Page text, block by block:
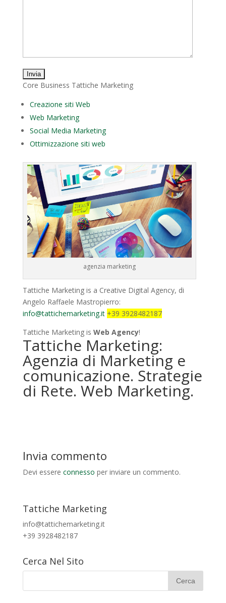
Core Business Tattiche Marketing
Creazione siti Web
Web Marketing
Social Media Marketing
Ottimizzazione siti web
agenzia marketing
Tattiche Marketing is a Creative Digital Agency, di
Angelo Raffaele Mastropierro:
info@tattichemarketing.it +39 3928482187
Tattiche Marketing is Web Agency!
Tattiche Marketing:
Agenzia di Marketing e
comunicazione. Strategie
di Rete. Web Marketing.
Invia commento
Devi essere connesso per inviare un commento.
Tattiche Marketing
info@tattichemarketing.it
+39 3928482187
Cerca Nel Sito